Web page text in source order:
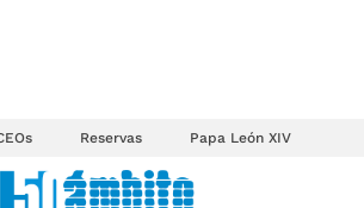
Reservas Papa León XIV